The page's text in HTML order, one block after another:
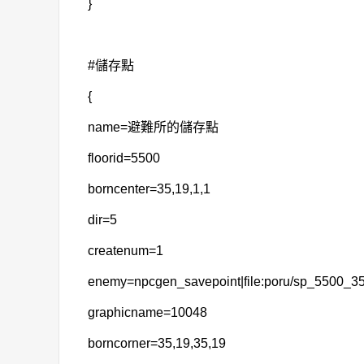
}
#儲存點
{
name=避難所的儲存點
floorid=5500
borncenter=35,19,1,1
dir=5
createnum=1
enemy=npcgen_savepoint|file:poru/
graphicname=10048
borncorner=35,19,35,19